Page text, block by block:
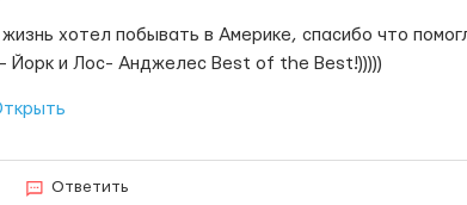
хотел побывать в Америке, спасибо что
Йорк и Лос- Анджелес Best of the Best!)))))
Ответить